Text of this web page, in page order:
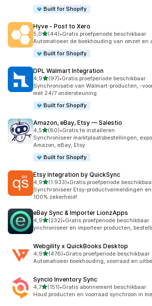
Built for Shopify
Hyve ‑ Post to Xero
5,0van 5 sterren
(44)
44 recensies in totaal
•Gratis proefperiode beschikbaar
Automatiseer de boekhouding van omzet en
Built for Shopify
DPL Walmart Integration
4,9van 5 sterren
(97)
97 recensies in totaal
•Gratis proefperiode beschikbaar
Synchronisatie van Walmart-producten, -
met 24/7 ondersteuning
Built for Shopify
Amazon, eBay, Etsy — Salestio
4,5van 5 sterren
(80)
80 recensies in totaal
•Gratis te installeren
Synchroniseer marktplaatsbestellingen,
Amazon, eBay, Etsy
Built for Shopify
Etsy Integration by QuickSync
4,9van 5 sterren
(1.933)
1933 recensies in totaal
•Gratis proefperiode
Synchroniseer Etsy-productvermeldingen
100% zekerheid!
eBay Sync & Importer LionzApps
4,9van 5 sterren
(232)
232 recensies in totaal
•Gratis proefperiode beschikbaar
ynchroniseer en importeer producten,
Webgility x QuickBooks Desktop
4,9van 5 sterren
(476)
476 recensies in totaal
•Gratis proefperiode beschikbaar
Automatiseer boekhouding, voorraad en
Syncio Inventory Sync
4,7van 5 sterren
(151)
151 recensies in totaal
•Gratis abonnement beschikbaar
Houd producten en voorraad synchroon in